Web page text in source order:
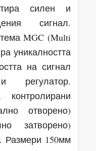
силен и
сигнал.
MGC (Multi
уникалността
на сигнал
отворено)
затворено)
Размери 150мм